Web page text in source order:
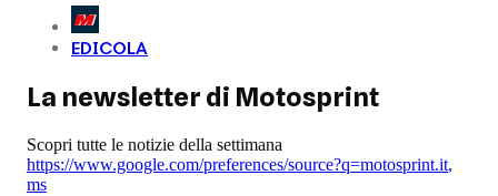
EDICOLA
La newsletter di Motosprint
Scopri tutte le notizie della settimana
https://www.google.com/preferences/source?q=motosprint.it,
ms